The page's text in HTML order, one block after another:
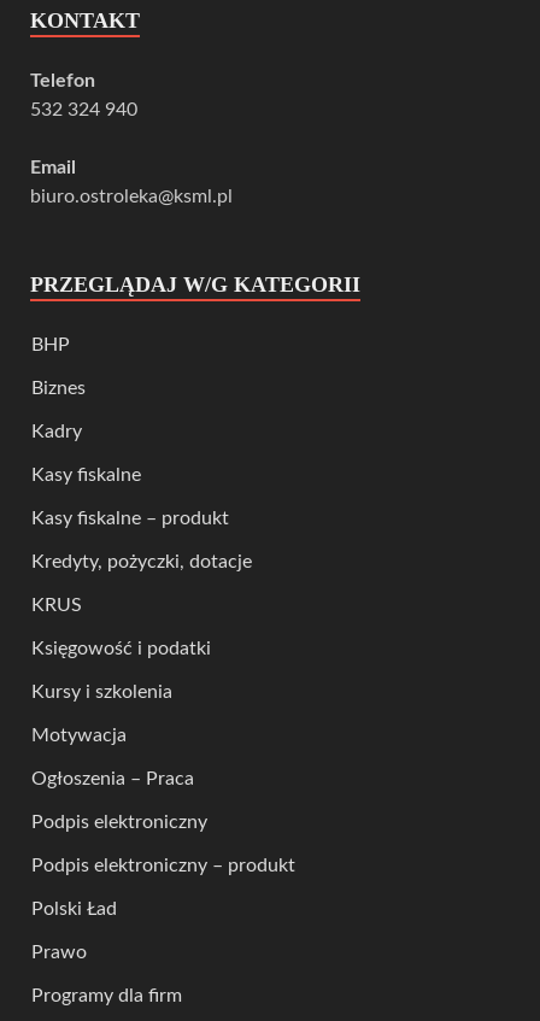
KONTAKT
Telefon
532 324 940
Email
biuro.ostroleka@ksml.pl
PRZEGLĄDAJ W/G KATEGORII
BHP
Biznes
Kadry
Kasy fiskalne
Kasy fiskalne – produkt
Kredyty, pożyczki, dotacje
KRUS
Księgowość i podatki
Kursy i szkolenia
Motywacja
Ogłoszenia – Praca
Podpis elektroniczny
Podpis elektroniczny – produkt
Polski Ład
Prawo
Programy dla firm